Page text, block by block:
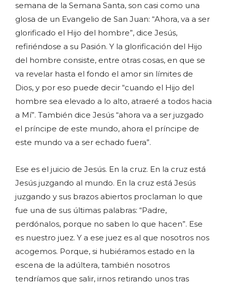
semana de la Semana Santa, son casi como una
glosa de un Evangelio de San Juan: “Ahora, va a ser
glorificado el Hijo del hombre”, dice Jesús,
refiriéndose a su Pasión. Y la glorificación del Hijo
del hombre consiste, entre otras cosas, en que se
va revelar hasta el fondo el amor sin límites de
Dios, y por eso puede decir “cuando el Hijo del
hombre sea elevado a lo alto, atraeré a todos hacia
a Mí”. También dice Jesús “ahora va a ser juzgado
el príncipe de este mundo, ahora el príncipe de
este mundo va a ser echado fuera”.
Ese es el juicio de Jesús. En la cruz. En la cruz está
Jesús juzgando al mundo. En la cruz está Jesús
juzgando y sus brazos abiertos proclaman lo que
fue una de sus últimas palabras: “Padre,
perdónalos, porque no saben lo que hacen”. Ese
es nuestro juez. Y a ese juez es al que nosotros nos
acogemos. Porque, si hubiéramos estado en la
escena de la adúltera, también nosotros
tendríamos que salir, irnos retirando unos tras